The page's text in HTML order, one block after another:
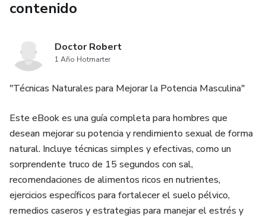
queridos, este ebook te dará todas las herramientas para
destacarte en esta temporada festiva.
✨ ¡Transforma tus ventas y convierte tus pasteles en el
contenido
Doctor Robert
1 Año Hotmarter
"Técnicas Naturales para Mejorar la Potencia Masculina"
Este eBook es una guía completa para hombres que
desean mejorar su potencia y rendimiento sexual de forma
natural. Incluye técnicas simples y efectivas, como un
sorprendente truco de 15 segundos con sal,
recomendaciones de alimentos ricos en nutrientes,
ejercicios específicos para fortalecer el suelo pélvico,
remedios caseros y estrategias para manejar el estrés y